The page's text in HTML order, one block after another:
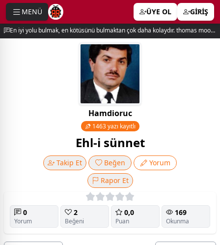
MENÜ ÜYE OL GİRİŞ
En iyi yolu bulmak, en kötüsünü bulmaktan çok daha kolaydır. thomas moore
Hamdioruc
1463 yazı kayıtlı
Ehl-i sünnet
Takip Et Beğen
Yorum
Rapor Et
0
Yorum
2
Beğeni
0,0
Puan
169
Okunma
menu